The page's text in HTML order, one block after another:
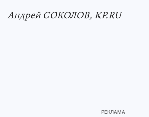
Андрей СОКОЛОВ, KP.RU